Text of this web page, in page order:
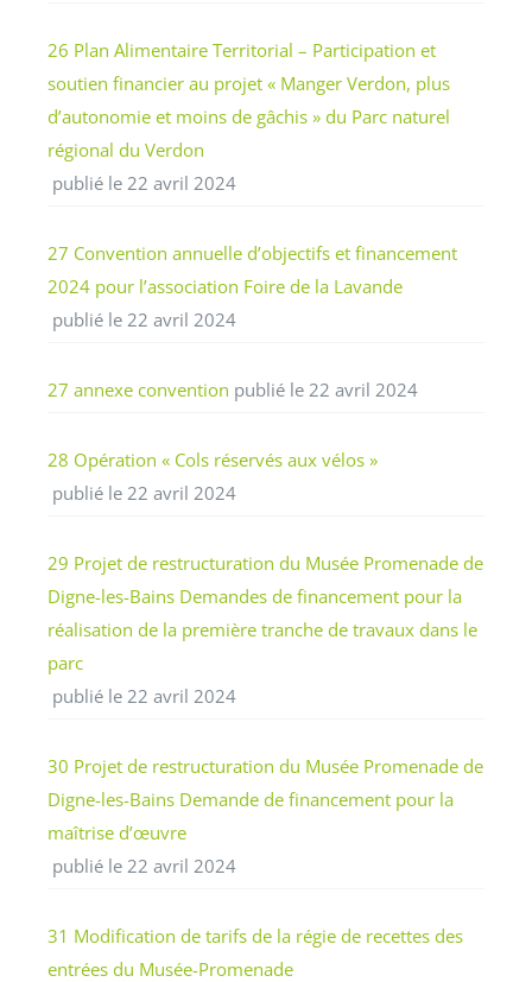
26 Plan Alimentaire Territorial – Participation et
soutien financier au projet « Manger Verdon, plus
d’autonomie et moins de gâchis » du Parc naturel
régional du Verdon
publié le 22 avril 2024
27 Convention annuelle d’objectifs et financement
2024 pour l’association Foire de la Lavande
publié le 22 avril 2024
27 annexe convention publié le 22 avril 2024
28 Opération « Cols réservés aux vélos »
publié le 22 avril 2024
29 Projet de restructuration du Musée Promenade de
Digne-les-Bains Demandes de financement pour la
réalisation de la première tranche de travaux dans le
parc
publié le 22 avril 2024
30 Projet de restructuration du Musée Promenade de
Digne-les-Bains Demande de financement pour la
maîtrise d’œuvre
publié le 22 avril 2024
31 Modification de tarifs de la régie de recettes des
entrées du Musée-Promenade